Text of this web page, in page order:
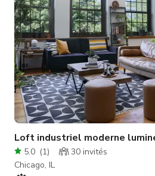
Loft industriel moderne
5.0 (1) 30 invités
Chicago, IL